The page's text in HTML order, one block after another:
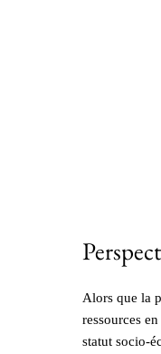
Alors que la
ressources
statut socio-